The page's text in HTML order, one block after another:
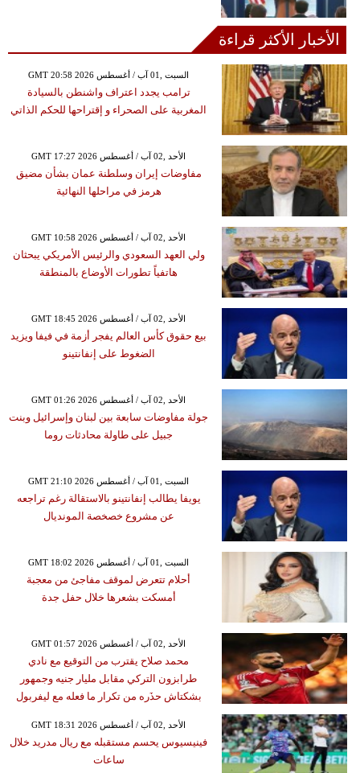
الأخبار الأكثر قراءة
GMT 20:58 2026 السبت ,01 آب / أغسطس
ترامب يجدد اعتراف واشنطن بالسيادة
المغربية على الصحراء و إقتراحها للحكم الذاتي
GMT 17:27 2026 الأحد ,02 آب / أغسطس
مفاوضات إيران وسلطنة عمان بشأن مضيق
هرمز في مراحلها النهائية
GMT 10:58 2026 الأحد ,02 آب / أغسطس
ولي العهد السعودي والرئيس الأمريكي يبحثان
هاتفياً تطورات الأوضاع بالمنطقة
GMT 18:45 2026 الأحد ,02 آب / أغسطس
بيع حقوق كأس العالم يفجر أزمة في فيفا ويزيد
الضغوط على إنفانتينو
GMT 01:26 2026 الأحد ,02 آب / أغسطس
جولة مفاوضات سابعة بين لبنان وإسرائيل وبنت
جبيل على طاولة محادثات روما
GMT 21:10 2026 السبت ,01 آب / أغسطس
يويفا يطالب إنفانتينو بالاستقالة رغم تراجعه
عن مشروع خصخصة المونديال
GMT 18:02 2026 السبت ,01 آب / أغسطس
أحلام تتعرض لموقف مفاجئ من معجبة
أمسكت بشعرها خلال حفل جدة
GMT 01:57 2026 الأحد ,02 آب / أغسطس
محمد صلاح يقترب من التوقيع مع نادي
طرابزون التركي مقابل مليار جنيه وجمهور
بشكتاش حذَره من تكرار ما فعله مع ليفربول
GMT 18:31 2026 الأحد ,02 آب / أغسطس
فينيسيوس يحسم مستقبله مع ريال مدريد خلال
ساعات